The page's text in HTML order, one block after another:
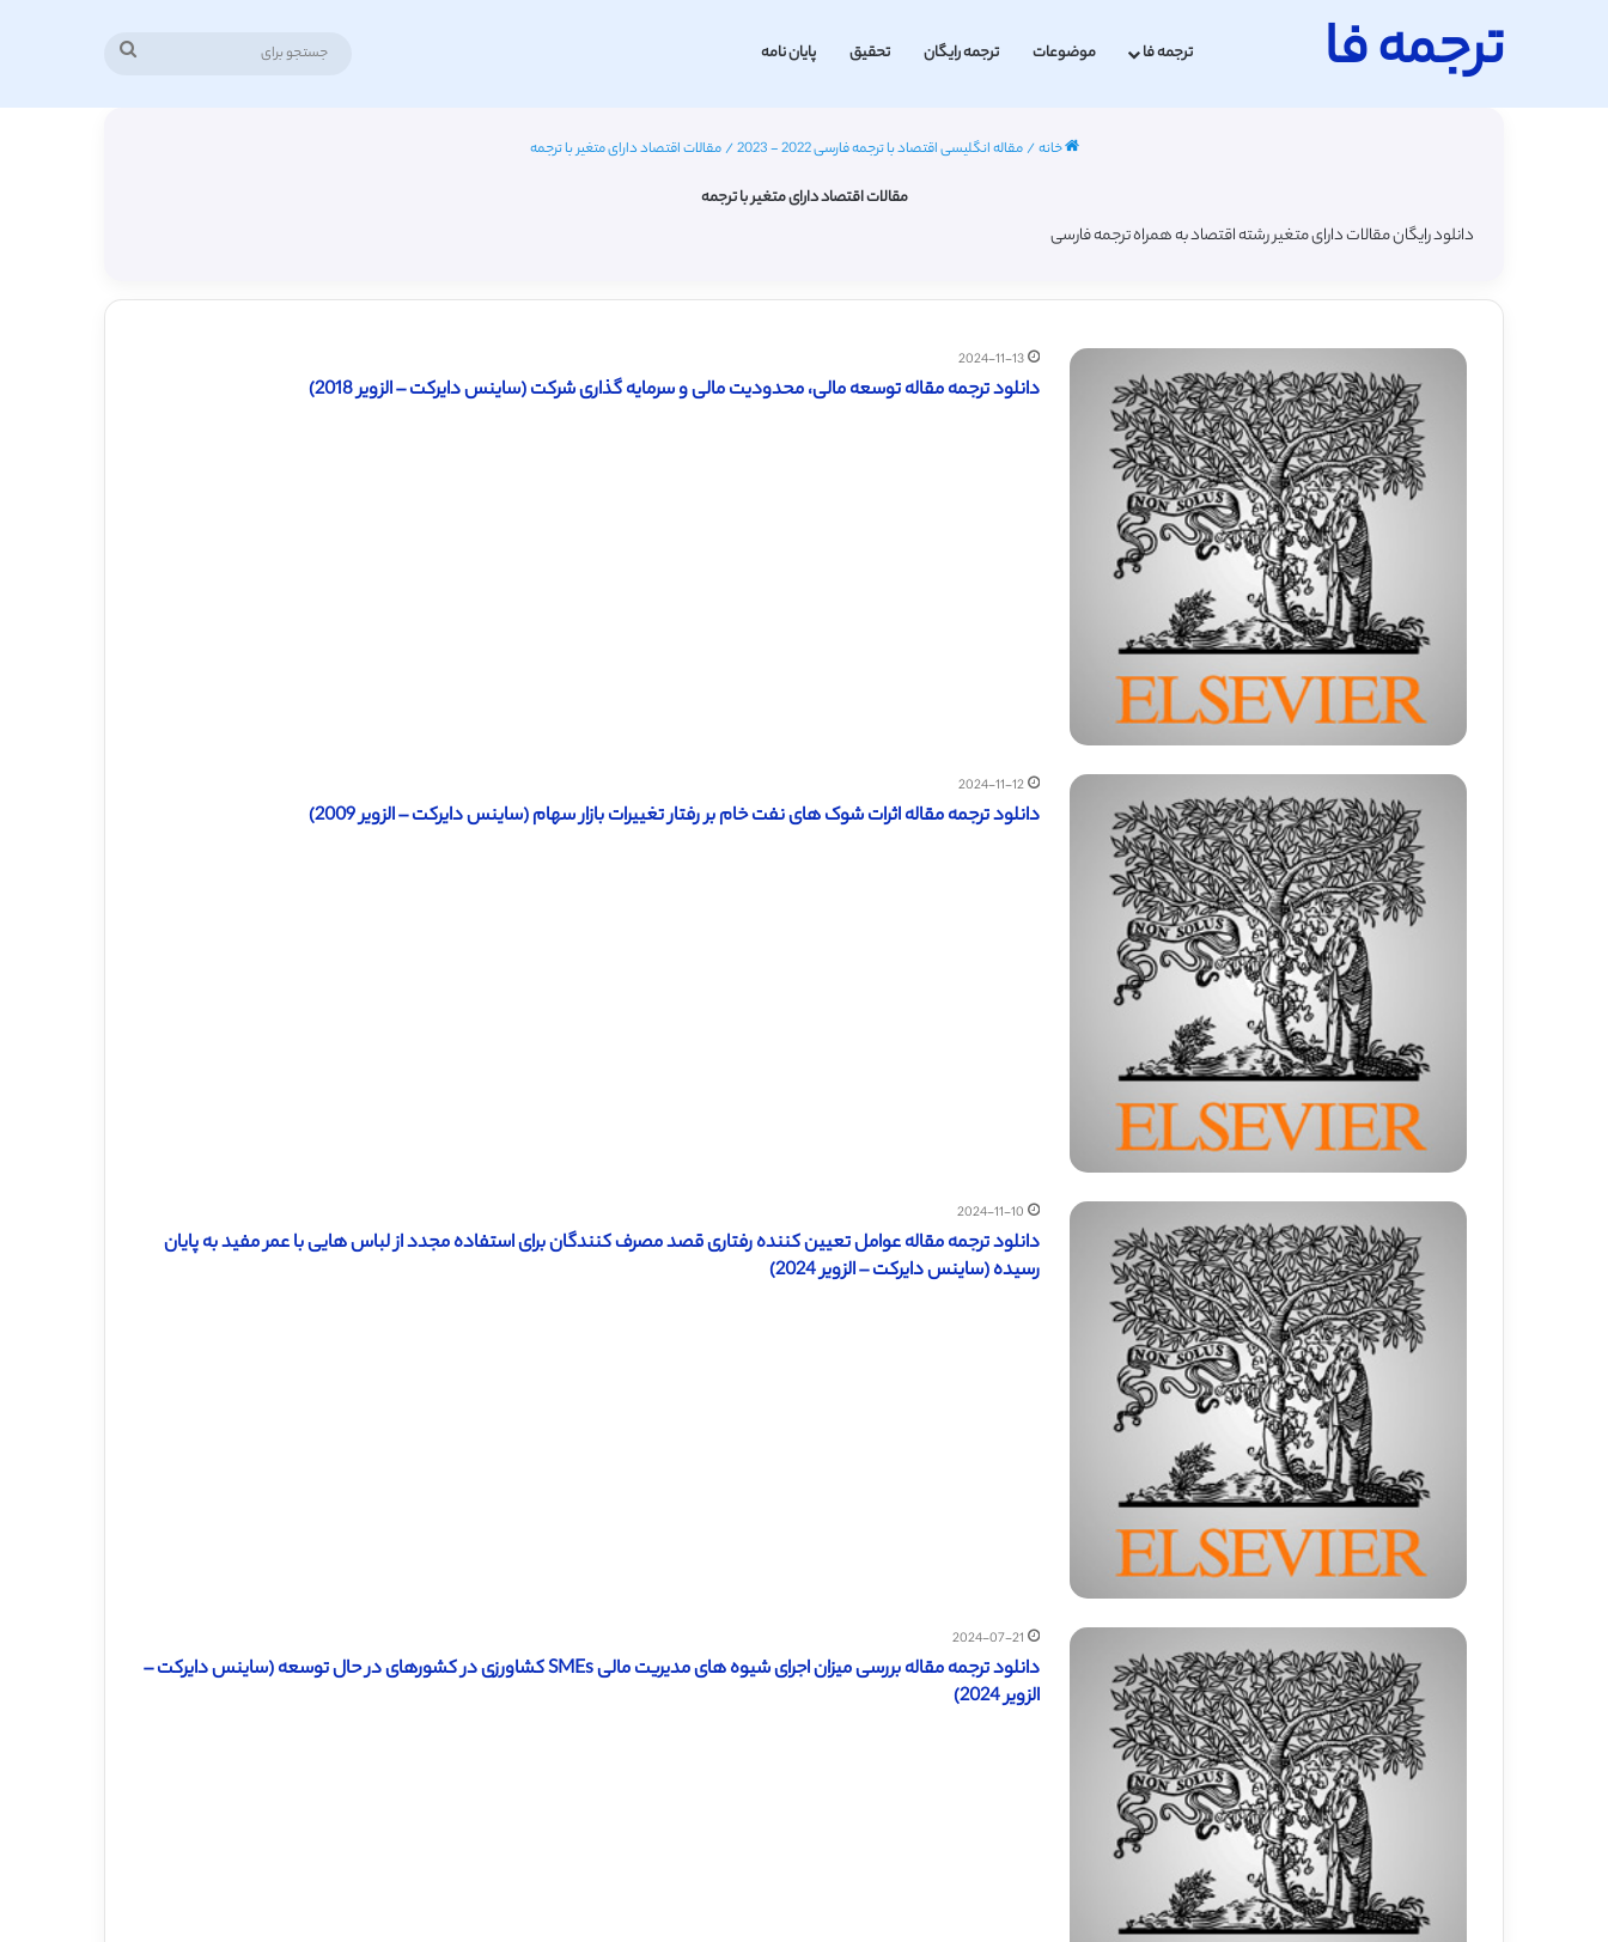
ترجمه فا ترجمه فا موضوعات ترجمه رایگان تحقیق پایان نامه
خانه/مقاله انگلیسی اقتصاد با ترجمه فارسی 2022 - 2023 /مقالات اقتصاد دارای متغیر با ترجمه
مقالات اقتصاد دارای متغیر با ترجمه
دانلود رایگان مقالات دارای متغیر رشته اقتصاد به همراه ترجمه فارسی
2024-11-13
دانلود ترجمه مقاله توسعه مالی، محدودیت مالی و سرمایه گذاری شرکت (ساینس دایرکت – الزویر 2018)
2024-11-12
دانلود ترجمه مقاله اثرات شوک های نفت خام بر رفتار تغییرات بازار سهام (ساینس دایرکت – الزویر 2009)
2024-11-10
دانلود ترجمه مقاله عوامل تعیین کننده رفتاری قصد مصرف کنندگان برای استفاده مجدد از لباس هایی با عمر مفید به پایان
رسیده (ساینس دایرکت – الزویر 2024)
2024-07-21
دانلود ترجمه مقاله بررسی میزان اجرای شیوه های مدیریت مالی SMEs ​​کشاورزی در کشورهای در حال توسعه (ساینس دایرکت –
الزویر 2024)